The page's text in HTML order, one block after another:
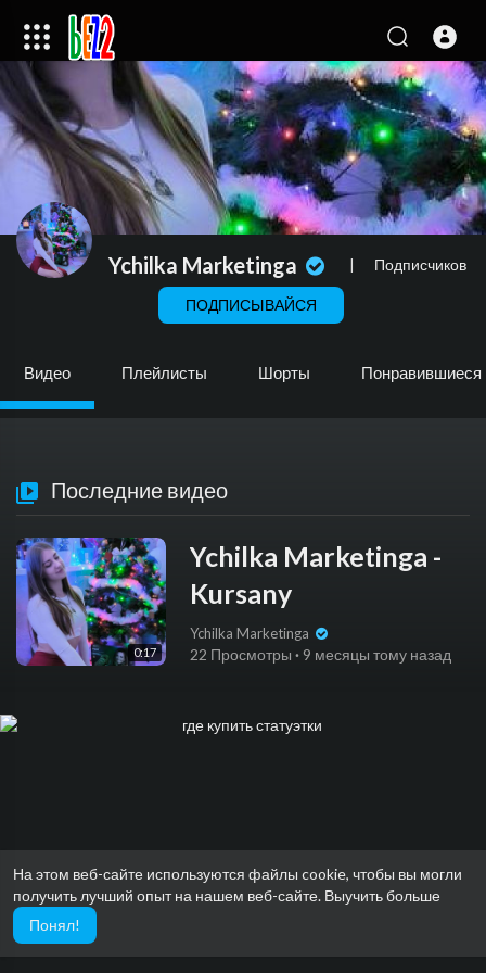
На этом веб-сайте используются файлы cookie, чтобы вы могли
получить лучший опыт на нашем веб-сайте. Выучить больше
Понял!
Ychilka Marketinga | Подписчиков
ПОДПИСЫВАЙСЯ
Видео Плейлисты Шорты Понравившиеся
Последние видео
0:17
Ychilka Marketinga -
Kursany
Ychilka Marketinga
22 Просмотры · 9 месяцы тому назад